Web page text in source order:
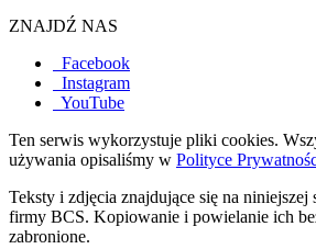
ZNAJDŹ NAS
Facebook
Instagram
YouTube
Ten serwis wykorzystuje pliki cookies.
używania opisaliśmy w Polityce
Teksty i zdjęcia znajdujące się na niniejszej
firmy BCS. Kopiowanie i powielanie ich
zabronione.